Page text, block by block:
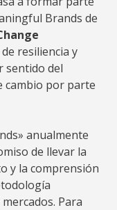
Brands de
resiliencia y
sentido del
cambio por parte
anualmente
de llevar la
y la comprensión
Para